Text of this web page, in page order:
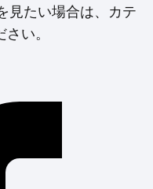
見たい場合は、カテ
い。